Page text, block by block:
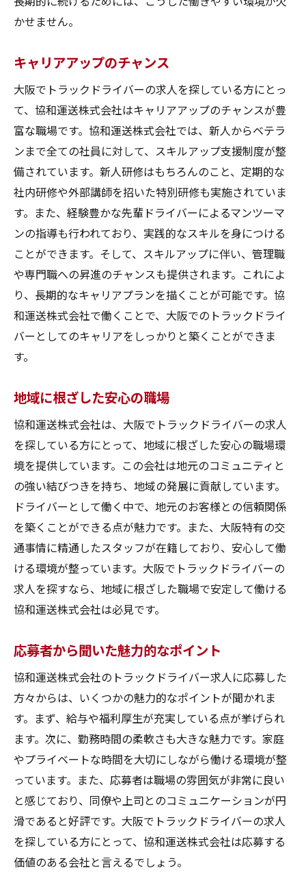
かせません。
キャリアアップのチャンス
大阪でトラックドライバーの求人を探している方にとっ
て、協和運送株式会社はキャリアアップのチャンスが豊
富な職場です。協和運送株式会社では、新人からベテラ
ンまで全ての社員に対して、スキルアップ支援制度が整
備されています。新人研修はもちろんのこと、定期的な
社内研修や外部講師を招いた特別研修も実施されていま
す。また、経験豊かな先輩ドライバーによるマンツーマ
ンの指導も行われており、実践的なスキルを身につける
ことができます。そして、スキルアップに伴い、管理職
や専門職への昇進のチャンスも提供されます。これによ
り、長期的なキャリアプランを描くことが可能です。協
和運送株式会社で働くことで、大阪でのトラックドライ
バーとしてのキャリアをしっかりと築くことができま
す。
地域に根ざした安心の職場
協和運送株式会社は、大阪でトラックドライバーの求人
を探している方にとって、地域に根ざした安心の職場環
境を提供しています。この会社は地元のコミュニティと
の強い結びつきを持ち、地域の発展に貢献しています。
ドライバーとして働く中で、地元のお客様との信頼関係
を築くことができる点が魅力です。また、大阪特有の交
通事情に精通したスタッフが在籍しており、安心して働
ける環境が整っています。大阪でトラックドライバーの
求人を探すなら、地域に根ざした職場で安定して働ける
協和運送株式会社は必見です。
応募者から聞いた魅力的なポイント
協和運送株式会社のトラックドライバー求人に応募した
方々からは、いくつかの魅力的なポイントが聞かれま
す。まず、給与や福利厚生が充実している点が挙げられ
ます。次に、勤務時間の柔軟さも大きな魅力です。家庭
やプライベートな時間を大切にしながら働ける環境が整
っています。また、応募者は職場の雰囲気が非常に良い
と感じており、同僚や上司とのコミュニケーションが円
滑であると好評です。大阪でトラックドライバーの求人
を探している方にとって、協和運送株式会社は応募する
価値のある会社と言えるでしょう。